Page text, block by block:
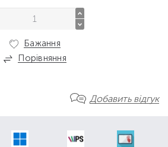
Добавить відгук
Бажання
Порівняння